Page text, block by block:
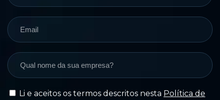
Li e aceitos os termos descritos nesta Política de